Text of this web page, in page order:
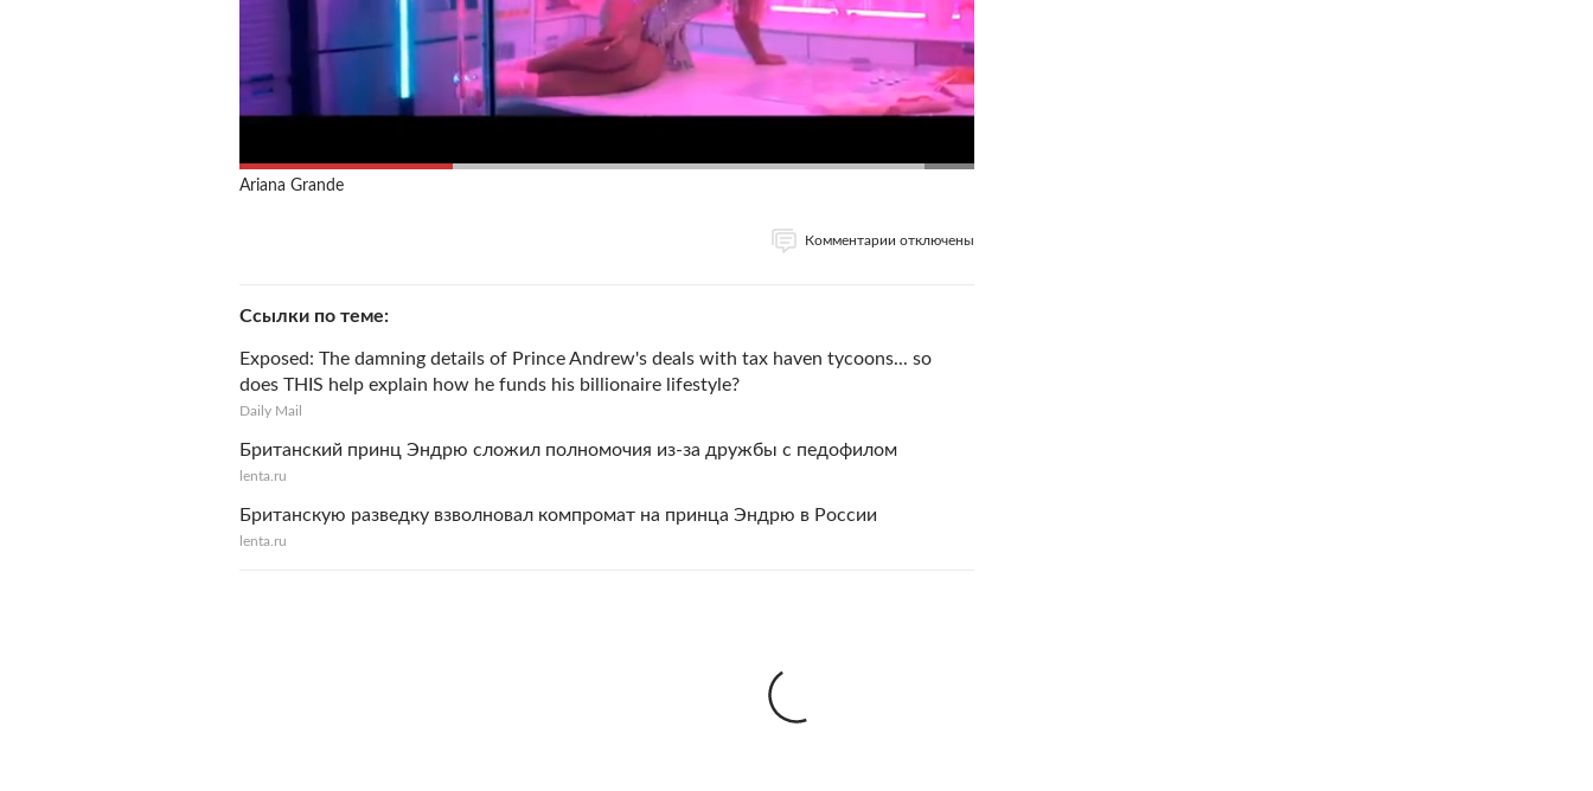
Ariana Grande
Комментарии отключены
Ссылки по теме
Exposed: The damning details of Prince Andrew's deals with tax haven tycoons... so
does THIS help explain how he funds his billionaire lifestyle?
Daily Mail
Британский принц Эндрю сложил полномочия из-за дружбы с педофилом
lenta.ru
Британскую разведку взволновал компромат на принца Эндрю в России
lenta.ru